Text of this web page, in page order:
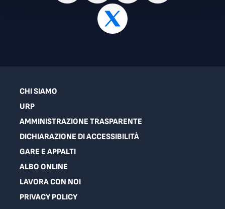
CHI SIAMO
URP
AMMINISTRAZIONE TRASPARENTE
DICHIARAZIONE DI ACCESSIBILITÀ
GARE E APPALTI
ALBO ONLINE
LAVORA CON NOI
PRIVACY POLICY